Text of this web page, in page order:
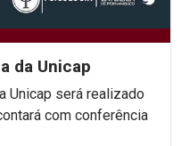
da Unicap
Unicap será realizado
com conferência